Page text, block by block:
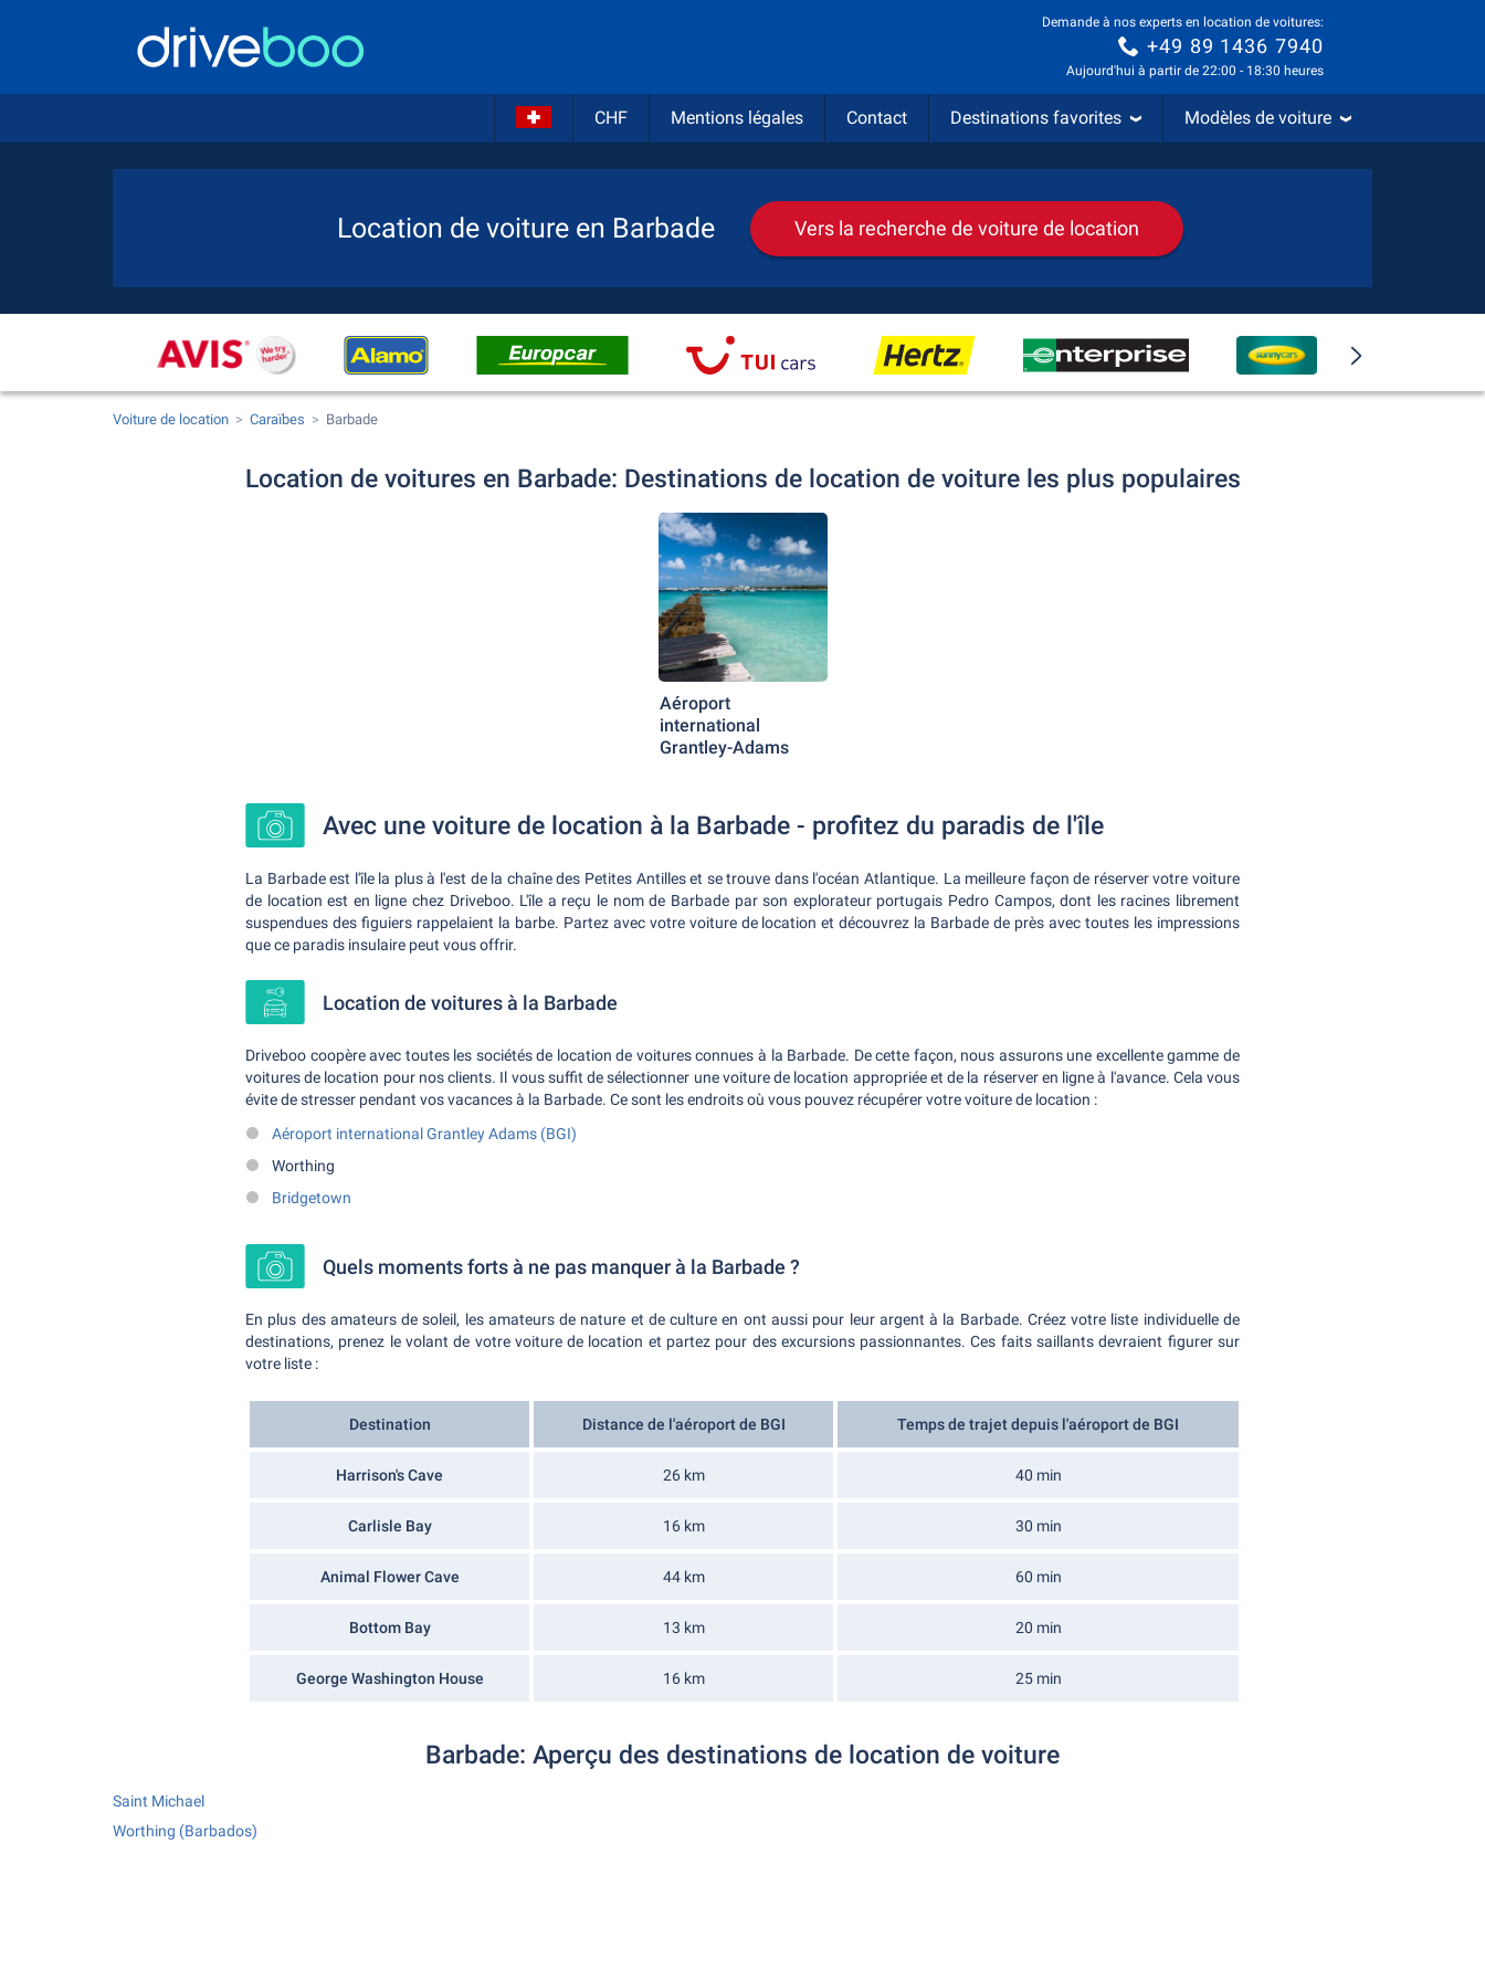
Demande à nos experts en location de voitures:
+49 89 1436 7940
Aujourd'hui à partir de 22:00 - 18:30 heures
CHF Mentions légales Contact Destinations favorites Modèles de voiture
Location de voiture en Barbade Vers la recherche de voiture de location
Voiture de location Caraïbes Barbade
Location de voitures en Barbade: Destinations de location de voiture les plus populaires
Aéroport
international
Grantley-Adams
Avec une voiture de location à la Barbade - profitez du paradis de l'île
La Barbade est l'île la plus à l'est de la chaîne des Petites Antilles et se trouve dans l'océan Atlantique. La meilleure façon de réserver votre voiture
de location est en ligne chez Driveboo. L'île a reçu le nom de Barbade par son explorateur portugais Pedro Campos, dont les racines librement
suspendues des figuiers rappelaient la barbe. Partez avec votre voiture de location et découvrez la Barbade de près avec toutes les impressions
que ce paradis insulaire peut vous offrir.
Location de voitures à la Barbade
Driveboo coopère avec toutes les sociétés de location de voitures connues à la Barbade. De cette façon, nous assurons une excellente gamme de
voitures de location pour nos clients. Il vous suffit de sélectionner une voiture de location appropriée et de la réserver en ligne à l'avance. Cela vous
évite de stresser pendant vos vacances à la Barbade. Ce sont les endroits où vous pouvez récupérer votre voiture de location :
Aéroport international Grantley Adams (BGI)
Worthing
Bridgetown
Quels moments forts à ne pas manquer à la Barbade ?
En plus des amateurs de soleil, les amateurs de nature et de culture en ont aussi pour leur argent à la Barbade. Créez votre liste individuelle de
destinations, prenez le volant de votre voiture de location et partez pour des excursions passionnantes. Ces faits saillants devraient figurer sur
votre liste :
Destination Distance de l'aéroport de BGI Temps de trajet depuis l'aéroport de BGI
Harrison's Cave 26 km 40 min
Carlisle Bay 16 km 30 min
Animal Flower Cave 44 km 60 min
Bottom Bay 13 km 20 min
George Washington House 16 km 25 min
Barbade: Aperçu des destinations de location de voiture
Saint Michael
Worthing (Barbados)